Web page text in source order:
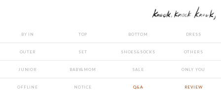
BY IN TOP BOTTOM DRESS
OUTER SET SHOES&SOCKS OTHERS
JUNIOR BABY&MOM SALE ONLY YOU
OFFLINE NOTICE Q&A REVIEW